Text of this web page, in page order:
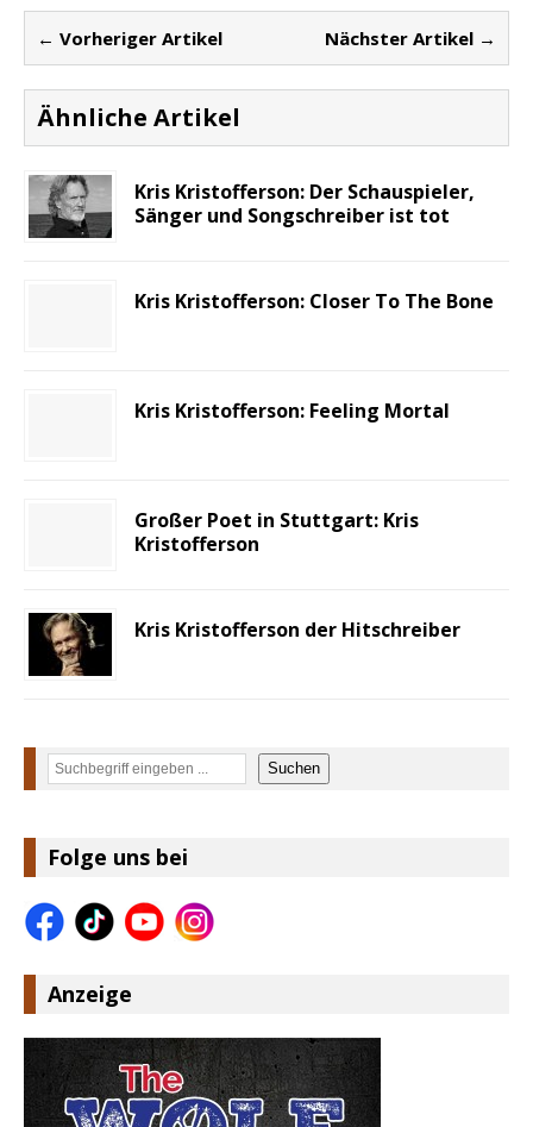
← Vorheriger Artikel Nächster Artikel →
Ähnliche Artikel
Kris Kristofferson: Der Schauspieler,
Sänger und Songschreiber ist tot
Kris Kristofferson: Closer To The Bone
Kris Kristofferson: Feeling Mortal
Großer Poet in Stuttgart: Kris
Kristofferson
Kris Kristofferson der Hitschreiber
Suchen Suchen
Folge uns bei
Anzeige